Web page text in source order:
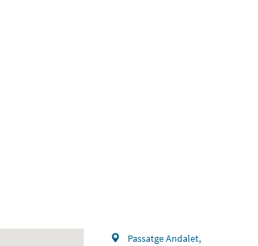
Passatge Andalet,